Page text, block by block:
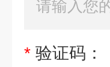
* 验证码：